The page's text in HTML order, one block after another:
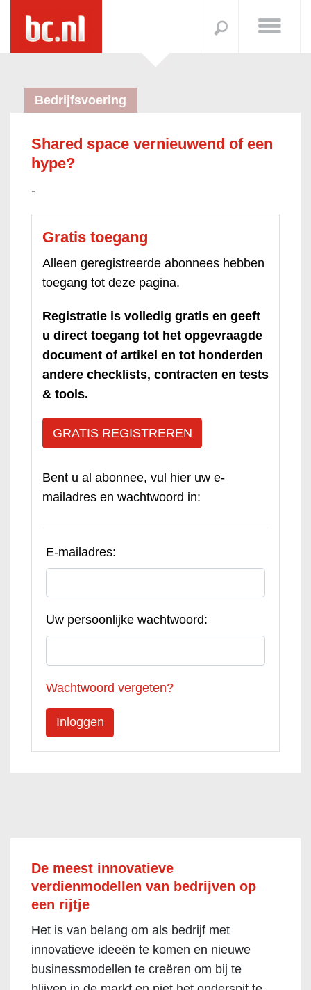
Bedrijfsvoering
Shared space vernieuwend of een
hype?
-
Gratis toegang
Alleen geregistreerde abonnees hebben
toegang tot deze pagina.
Registratie is volledig gratis en geeft
u direct toegang tot het opgevraagde
document of artikel en tot honderden
andere checklists, contracten en tests
& tools.
GRATIS REGISTREREN
Bent u al abonnee, vul hier uw e-
mailadres en wachtwoord in:
E-mailadres:
Uw persoonlijke wachtwoord:
Wachtwoord vergeten?
De meest innovatieve
verdienmodellen van bedrijven op
een rijtje
Het is van belang om als bedrijf met
innovatieve ideeën te komen en nieuwe
businessmodellen te creëren om bij te